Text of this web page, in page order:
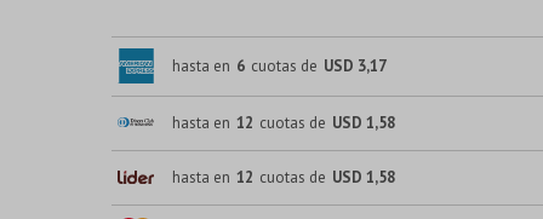
hasta en 6 cuotas de USD 3,17
hasta en 12 cuotas de USD 1,58
hasta en 12 cuotas de USD 1,58